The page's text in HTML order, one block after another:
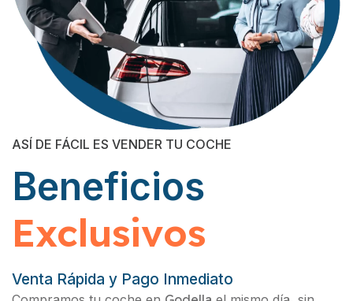
ASÍ DE FÁCIL ES VENDER TU COCHE
Beneficios
Exclusivos
Venta Rápida y Pago Inmediato